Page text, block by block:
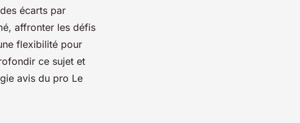
écarts par
affronter les défis
flexibilité pour
ce sujet et
avis du pro Le